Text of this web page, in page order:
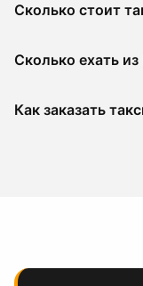
Сколько стоит
Сколько ехать
Как заказать